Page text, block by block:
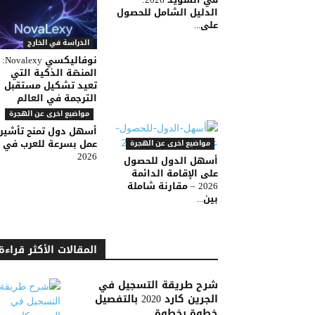
الدراسة في الخارج
نوفاليكسي Novalexy:
المنصّة الذكية التي
تعيد تشكيل مستقبل
الترجمة في العالم
الدليل الشامل للحصول
على...
مواضيع اخرى عن الهجرة
أسهل دول تمنح
عمل بسرعة للعرب في
2026
مواضيع اخرى عن الهجرة
أسهل الدول للحصول
على الإقامة الدائمة
2026 – مقارنة شاملة
بين...
المقالات الأكثر
شرح طريقة التسجيل في
الجرين كارد 2020 بالتفصيل